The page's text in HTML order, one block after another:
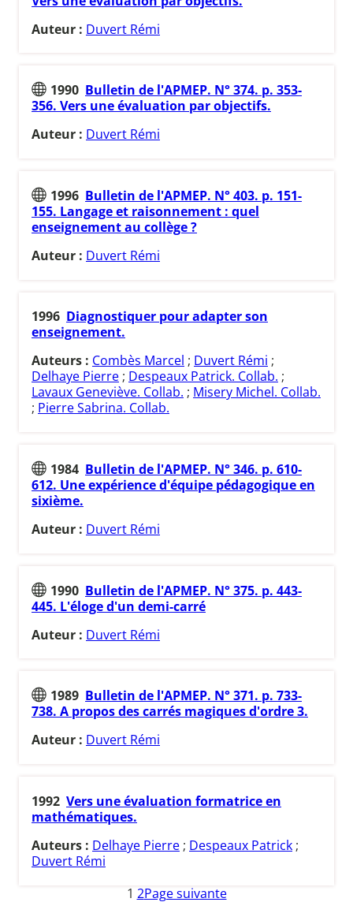
Auteur : Duvert Rémi
1990 Bulletin de l'APMEP. N° 374. p. 353-
356. Vers une évaluation par objectifs.
Auteur : Duvert Rémi
1996 Bulletin de l'APMEP. N° 403. p. 151-
155. Langage et raisonnement : quel
enseignement au collège ?
Auteur : Duvert Rémi
1996 Diagnostiquer pour adapter son
enseignement.
Auteurs : Combès Marcel ; Duvert Rémi ;
Delhaye Pierre ; Despeaux Patrick. Collab. ;
Lavaux Geneviève. Collab. ; Misery Michel. Collab.
; Pierre Sabrina. Collab.
1984 Bulletin de l'APMEP. N° 346. p. 610-
612. Une expérience d'équipe pédagogique en
sixième.
Auteur : Duvert Rémi
1990 Bulletin de l'APMEP. N° 375. p. 443-
445. L'éloge d'un demi-carré
Auteur : Duvert Rémi
1989 Bulletin de l'APMEP. N° 371. p. 733-
738. A propos des carrés magiques d'ordre 3.
Auteur : Duvert Rémi
1992 Vers une évaluation formatrice en
mathématiques.
Auteurs : Delhaye Pierre ; Despeaux Patrick ;
Duvert Rémi
1 2Page suivante